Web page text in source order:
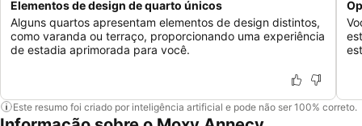
Elementos de design de quarto únicos
Alguns quartos apresentam elementos de design distintos,
como varanda ou terraço, proporcionando uma experiência
de estadia aprimorada para você.
Este resumo foi criado por inteligência artificial e pode não ser 100% correto.